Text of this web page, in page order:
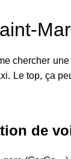
chercher
Le top, ça
de